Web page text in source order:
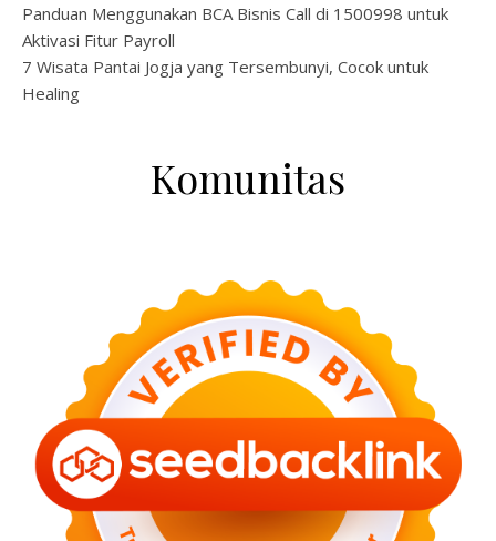
Panduan Menggunakan BCA Bisnis Call di 1500998 untuk
Aktivasi Fitur Payroll
7 Wisata Pantai Jogja yang Tersembunyi, Cocok untuk
Healing
Komunitas